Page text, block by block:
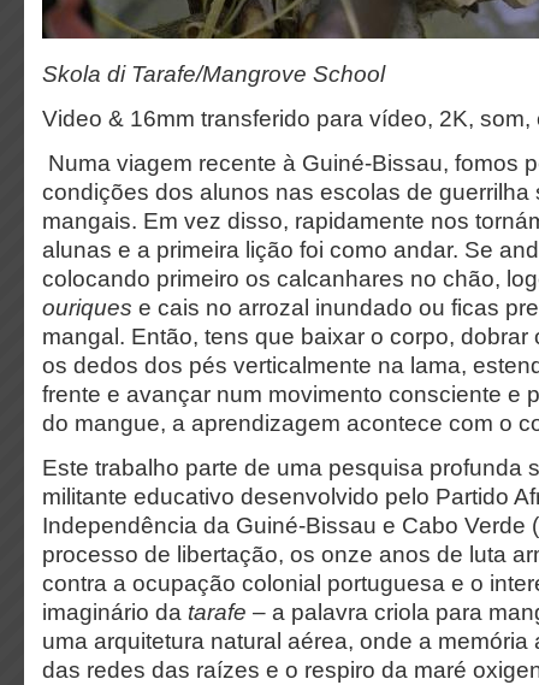
Skola di Tarafe/Mangrove School
Video & 16mm transferido para vídeo, 2K, som,
Numa viagem recente à Guiné-Bissau, fomos
condições dos alunos nas escolas de guerrilha
mangais. Em vez disso, rapidamente nos
alunas e a primeira lição foi como andar. Se
colocando primeiro os calcanhares no chão,
ouriques e cais no arrozal inundado ou ficas
mangal. Então, tens que baixar o corpo, dobrar
os dedos dos pés verticalmente na lama,
frente e avançar num movimento consciente e
do mangue, a aprendizagem acontece com o
Este trabalho parte de uma pesquisa profunda
militante educativo desenvolvido pelo Partido
Independência da Guiné-Bissau e Cabo Verde
processo de libertação, os onze anos de luta
contra a ocupação colonial portuguesa e o
imaginário da tarafe – a palavra criola para
uma arquitetura natural aérea, onde a memória
das redes das raízes e o respiro da maré